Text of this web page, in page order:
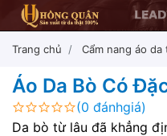
Trang chủ Cẩm nang áo da
Áo Da Bò Có
(0 đánhgiá)
Da bò từ lâu đã khẳng